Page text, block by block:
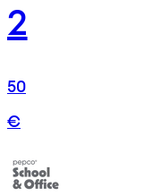
2
50
€